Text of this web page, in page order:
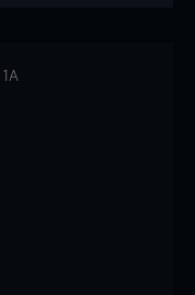
1A